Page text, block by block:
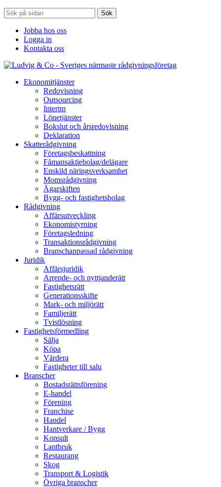
Sök
Jobba hos oss
Logga in
Kontakta oss
Ekonomitjänster
Redovisning
Outsourcing
Interim
Lönetjänster
Bokslut och årsredovisning
Deklaration
Skatterådgivning
Företagsbeskattning
Fåmansaktiebolag/delägare
Enskild näringsverksamhet
Momsrådgivning
Ägarskiften
Bygg- och fastighetsbolag
Rådgivning
Affärsutveckling
Ekonomistyrning
Företagsledning
Transaktionsrådgivning
Branschanpassad rådgivning
Juridik
Affärsjuridik
Arrende- och nyttjanderätt
Fastighetsrätt
Generationsskifte
Mark- och miljörätt
Familjerätt
Tvistlösning
Fastighetsförmedling
Sälja
Köpa
Värdera
Fastigheter till salu
Branscher
Bostadsrättsförening
E-handel
Förening
Franchise
Handel
Hantverkare / Bygg
Konsult
Lantbruk
Restaurang
Skog
Transport & Logistik
Övriga branscher